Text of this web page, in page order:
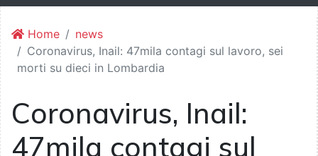
Home
news
Coronavirus, Inail: 47mila contagi sul lavoro, sei
morti su dieci in Lombardia
Coronavirus, Inail:
47mila contagi sul